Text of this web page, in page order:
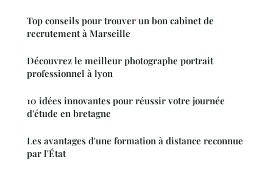
Top conseils pour trouver un bon cabinet de
recrutement à Marseille
Découvrez le meilleur photographe portrait
professionnel à lyon
10 idées innovantes pour réussir votre journée
d'étude en bretagne
Les avantages d'une formation à distance reconnue
par l'État